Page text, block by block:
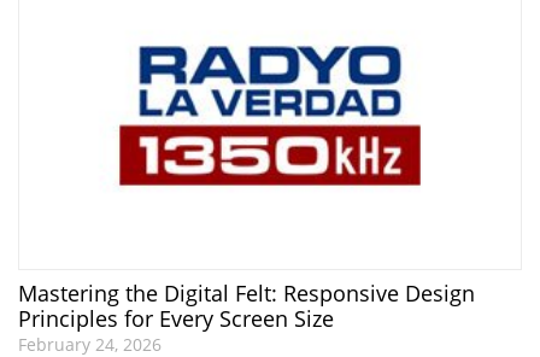
Mastering the Digital Felt: Responsive Design
Principles for Every Screen Size
February 24, 2026